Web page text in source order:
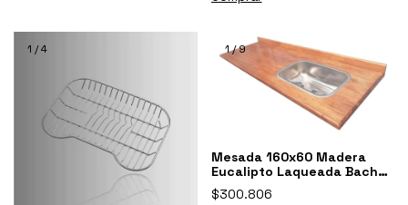
1 /4 1/9
Mesada 160x60 Madera
Eucalipto Laqueada Bacha
Simple Johnson
$300.806